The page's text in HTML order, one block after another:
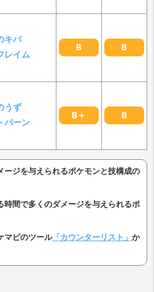
キバ
レイム
B B
うず
バーン
B＋ B
ージを与えられるポケモンと技構成の
時間で多くのダメージを与えられるポ
マピのツール「カウンターリスト」 か